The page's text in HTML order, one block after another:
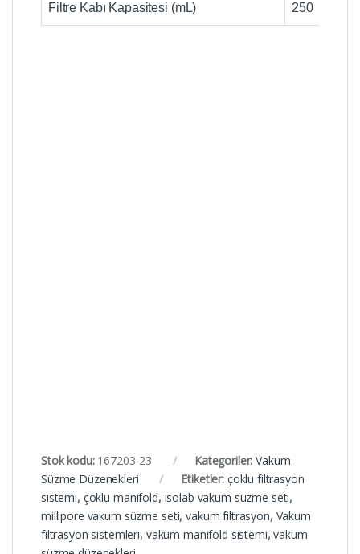
Filtre Kabı Kapasitesi (mL) 250
Stok kodu: 167203-23 Kategoriler:Vakum
Süzme Düzenekleri
Etiketler: çoklu filtrasyon
sistemi, çoklu manifold, isolab vakum süzme seti,
millipore vakum süzme seti,vakum filtrasyon, Vakum
filtrasyon sistemleri, vakum manifold sistemi,vakum